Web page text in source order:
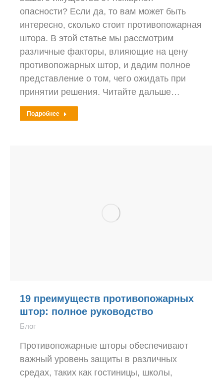
опасности? Если да, то вам может быть
интересно, сколько стоит противопожарная
штора. В этой статье мы рассмотрим
различные факторы, влияющие на цену
противопожарных штор, и дадим полное
представление о том, чего ожидать при
принятии решения. Читайте дальше…
Подробнее
19 преимуществ противопожарных
штор: полное руководство
Блог
Противопожарные шторы обеспечивают
важный уровень защиты в различных
средах, таких как гостиницы, школы,